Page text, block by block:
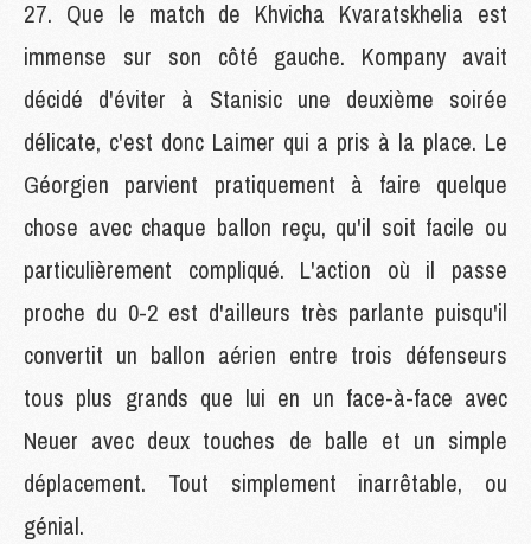
Que le match de Khvicha Kvaratskhelia est
immense sur son côté gauche. Kompany avait
décidé d'éviter à Stanisic une deuxième soirée
délicate, c'est donc Laimer qui a pris à la place. Le
Géorgien parvient pratiquement à faire quelque
chose avec chaque ballon reçu, qu'il soit facile ou
particulièrement compliqué. L'action où il passe
proche du 0-2 est d'ailleurs très parlante puisqu'il
convertit un ballon aérien entre trois défenseurs
tous plus grands que lui en un face-à-face avec
Neuer avec deux touches de balle et un simple
déplacement. Tout simplement inarrêtable, ou
génial.